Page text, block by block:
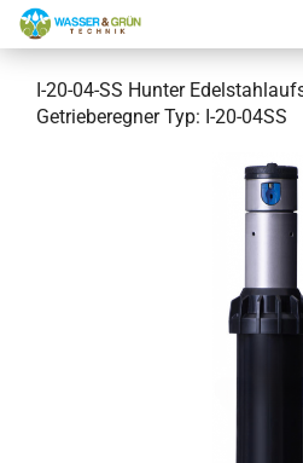
I-20-04-SS Hunter
Getrieberegner Typ: I-20-04SS